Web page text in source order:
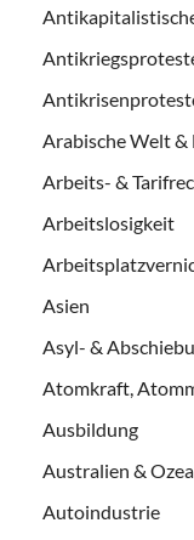
Arabische Welt &
Arbeits- &
Arbeitslosigkeit
Asien
Asyl- &
Atomkraft,
Ausbildung
Australien &
Autoindustrie